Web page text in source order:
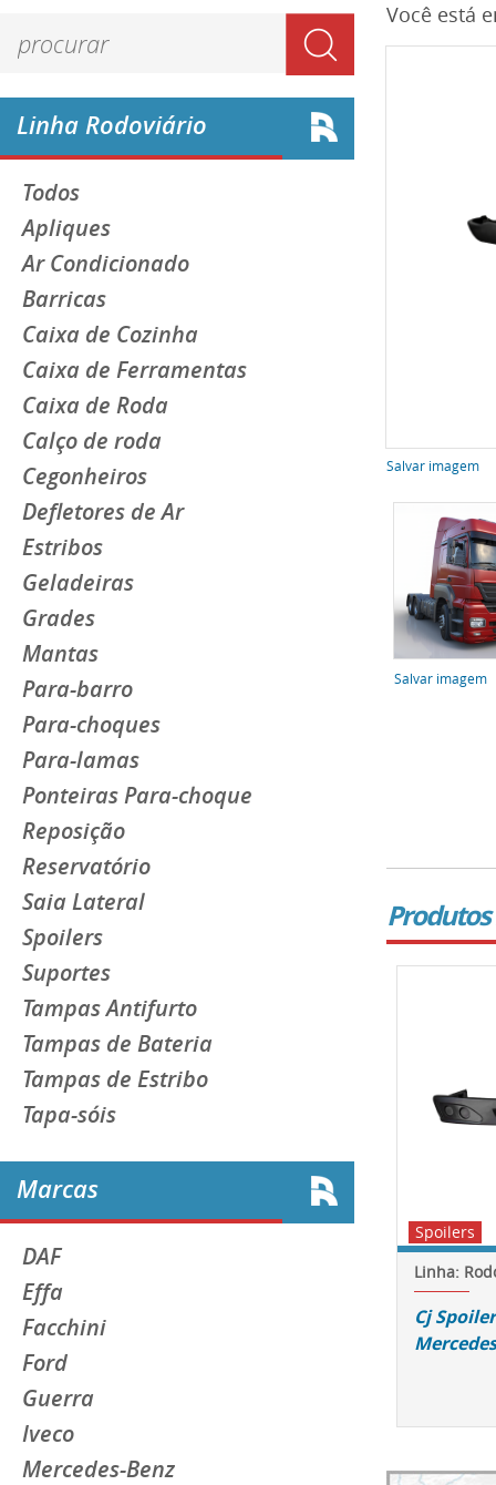
Linha Rodoviário
Todos
Apliques
Ar Condicionado
Barricas
Caixa de Cozinha
Caixa de Ferramentas
Caixa de Roda
Calço de roda
Cegonheiros
Defletores de Ar
Estribos
Geladeiras
Grades
Mantas
Para-barro
Para-choques
Para-lamas
Ponteiras Para-choque
Reposição
Reservatório
Saia Lateral
Spoilers
Suportes
Tampas Antifurto
Tampas de Bateria
Tampas de Estribo
Tapa-sóis
Marcas
DAF
Effa
Facchini
Ford
Guerra
Iveco
Mercedes-Benz
Você está
Salvar imagem
Salvar imagem
Produtos
Linha:
Cj
Spoilers